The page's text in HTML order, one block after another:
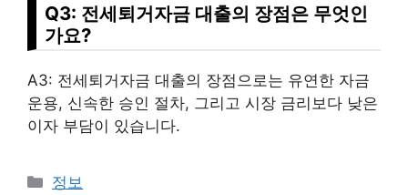
Q3: 전세퇴거자금 대출의 장점은 무엇인
가요?
A3: 전세퇴거자금 대출의 장점으로는 유연한 자금
운용, 신속한 승인 절차, 그리고 시장 금리보다 낮은
이자 부담이 있습니다.
Categories
정보